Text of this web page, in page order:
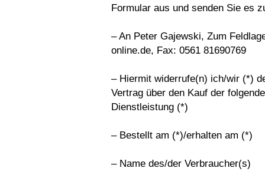
Formular aus und senden Sie es
– An Peter Gajewski, Zum
online.de, Fax: 0561 81690769
– Hiermit widerrufe(n) ich/wir (*)
Vertrag über den Kauf der
Dienstleistung (*)
– Bestellt am (*)/erhalten am (*)
– Name des/der Verbraucher(s)